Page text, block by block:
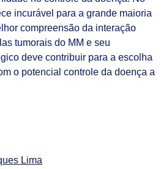
incurável para a grande maioria
compreensão da interação
tumorais do MM e seu
deve contribuir para a escolha
o potencial controle da doença a
Lima